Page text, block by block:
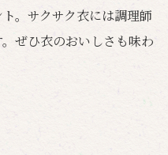
。サクサク衣には調理師
ぜひ衣のおいしさも味わ